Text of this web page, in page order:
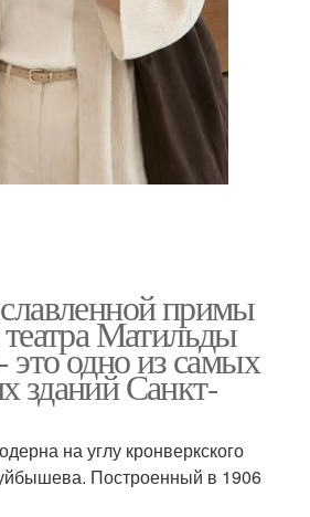
примы
Матильды
одно из самых
зданий Санкт-
на углу кронверкского
Построенный в 1906